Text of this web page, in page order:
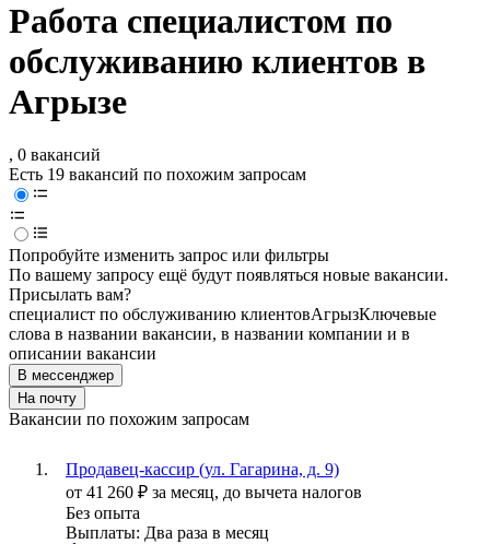
Работа специалистом по
обслуживанию клиентов в
Агрызе
, 0 вакансий
Есть 19 вакансий по похожим запросам
Попробуйте изменить запрос или фильтры
По вашему запросу ещё будут появляться новые вакансии.
Присылать вам?
специалист по обслуживанию клиентовАгрызКлючевые
слова в названии вакансии, в названии компании и в
описании вакансии
В мессенджер
На почту
Вакансии по похожим запросам
Продавец-кассир (ул. Гагарина, д. 9)
от 41 260 ₽ за месяц, до вычета налогов
Без опыта
Выплаты: Два раза в месяц